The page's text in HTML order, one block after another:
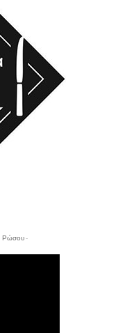
Ρώσου -